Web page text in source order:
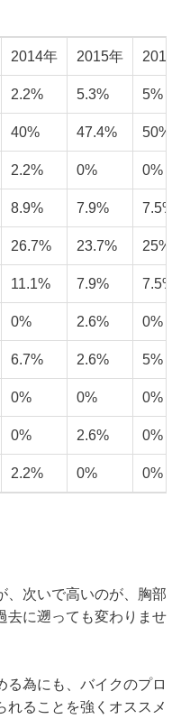
2014年 2015年 2016
2.2% 5.3% 5%
40% 47.4% 50%
2.2% 0% 0%
8.9% 7.9% 7.5%
26.7% 23.7% 25%
11.1% 7.9% 7.5%
0% 2.6% 0%
6.7% 2.6% 5%
0% 0% 0%
0% 2.6% 0%
2.2% 0% 0%
、次いで高いのが、胸部
去に遡っても変わりませ
る為にも、バイクのプロ
れることを強くオススメ